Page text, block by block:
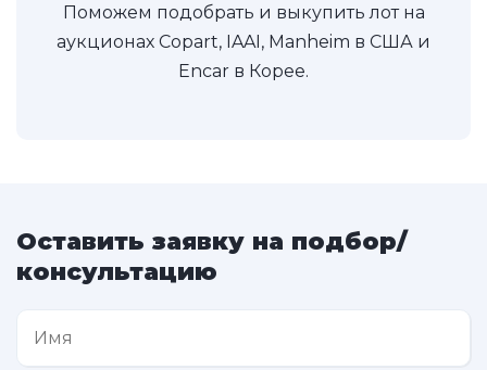
Поможем подобрать и выкупить лот на
аукционах Copart, IAAI, Manheim в США и
Encar в Корее.
Оставить заявку на подбор/
консультацию